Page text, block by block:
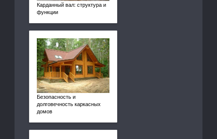
Карданный вал: структура и
функции
Безопасность и
долговечность каркасных
домов